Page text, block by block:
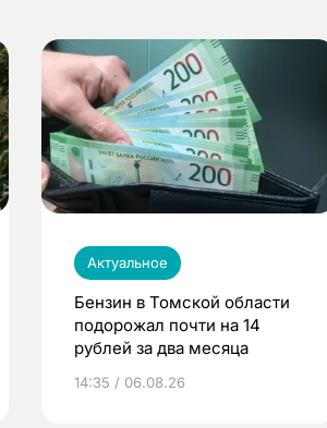
Актуальное
Бензин в Томской области
подорожал почти на 14
рублей за два месяца
14:35 / 06.08.26